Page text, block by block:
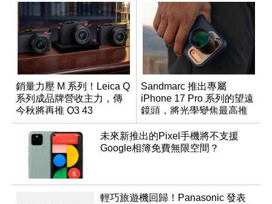
銷量力壓 M 系列！Leica Q
系列成品牌營收主力，傳
今秋將再推 Q3 43
Monochrom
Sandmarc 推出專屬
iPhone 17 Pro 系列的望遠
鏡頭，將光學變焦最高推
升至 16 倍
未來新推出的Pixel手機將不支援
Google相簿免費無限空間？
輕巧旅遊機回歸！Panasonic 發表